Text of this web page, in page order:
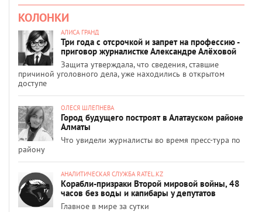
КОЛОНКИ
АЛИСА ГРАНД
Три года с отсрочкой и запрет на профессию -
приговор журналистке Александре Алёховой
Защита утверждала, что сведения, ставшие
причиной уголовного дела, уже находились в открытом
доступе
ОЛЕСЯ ШЛЕПНЕВА
Город будущего построят в Алатауском районе
Алматы
Что увидели журналисты во время пресс-тура по
району
АНАЛИТИЧЕСКАЯ СЛУЖБА RATEL.KZ
Корабли-призраки Второй мировой войны, 48
часов без воды и капибары у депутатов
Главное в мире за сутки